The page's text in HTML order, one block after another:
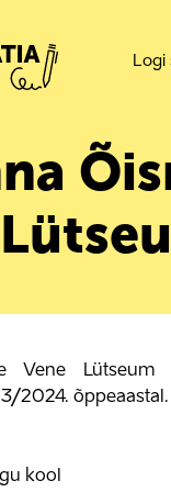
Logi
Vene Lütseum
2024. õppeaastal.
kool